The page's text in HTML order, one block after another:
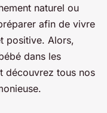
naturel ou
afin de vivre
positive. Alors,
dans les
découvrez tous nos